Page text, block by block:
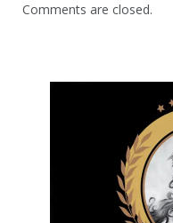
Comments are closed.